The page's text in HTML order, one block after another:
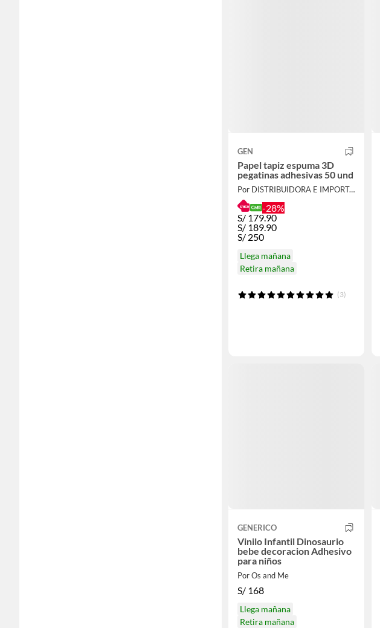
GEN
Papel tapiz espuma 3D
pegatinas adhesivas 50 und
Por DISTRIBUIDORA E IMPORTADORA
-28%
S/ 179.90
S/ 189.90
S/ 250
Llega mañana
Retira mañana
(3)
GENERICO
Vinilo Infantil Dinosaurio
bebe decoracion Adhesivo
para niños
Por Os and Me
S/ 168
Llega mañana
Retira mañana